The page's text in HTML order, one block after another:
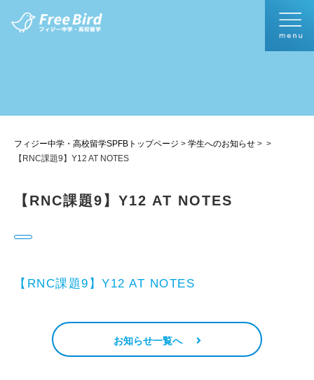
フィジー中学・高校留学SPFBトップページ > 学生へのお知らせ > >
【RNC課題9】Y12 AT NOTES
【RNC課題9】Y12 AT NOTES
【RNC課題9】Y12 AT NOTES
お知らせ一覧へ